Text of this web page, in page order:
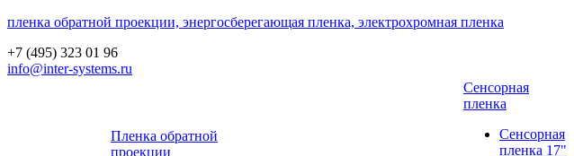
пленка обратной проекции, энергосберегающая пленка, электрохромная пленка
+7 (495) 323 01 96
info@inter-systems.ru
Пленка обратной
проекции
Сенсорная
пленка
Сенсорная
пленка 17"